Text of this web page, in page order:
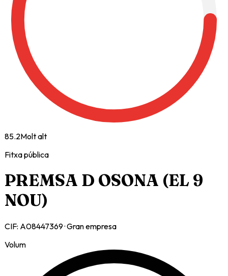
85.2Molt alt
Fitxa pública
PREMSA D OSONA (EL 9
NOU)
CIF: A08447369·Gran empresa
Volum